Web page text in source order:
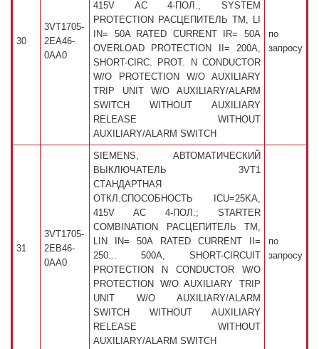
30
3VT1705-
2EA46-
0AA0
415V AC 4-ПОЛ., SYSTEM
PROTECTION РАСЦЕПИТЕЛЬ TM, LI
IN= 50A RATED CURRENT IR= 50A
OVERLOAD PROTECTION II= 200A,
SHORT-CIRC. PROT. N CONDUCTOR
W/O PROTECTION W/O AUXILIARY
TRIP UNIT W/O AUXILIARY/ALARM
SWITCH WITHOUT AUXILIARY
RELEASE WITHOUT
AUXILIARY/ALARM SWITCH
по
запросу
31
3VT1705-
2EB46-
0AA0
SIEMENS, АВТОМАТИЧЕСКИЙ
ВЫКЛЮЧАТЕЛЬ 3VT1
СТАНДАРТНАЯ
ОТКЛ.СПОСОБНОСТЬ ICU=25KA,
415V AC 4-ПОЛ.; STARTER
COMBINATION РАСЦЕПИТЕЛЬ TM,
LIN IN= 50A RATED CURRENT II=
250... 500A, SHORT-CIRCUIT
PROTECTION N CONDUCTOR W/O
PROTECTION W/O AUXILIARY TRIP
UNIT W/O AUXILIARY/ALARM
SWITCH WITHOUT AUXILIARY
RELEASE WITHOUT
AUXILIARY/ALARM SWITCH
по
запросу